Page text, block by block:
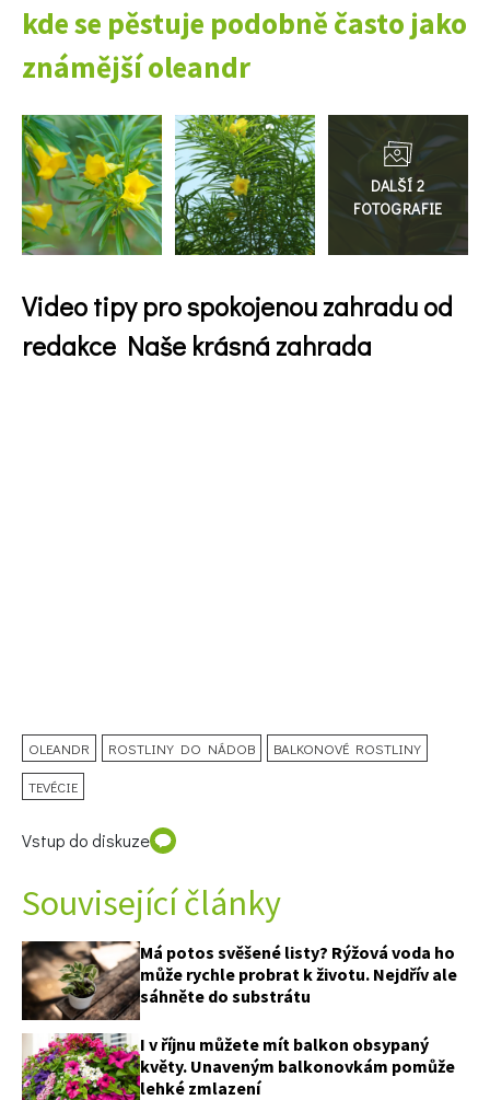
kde se pěstuje podobně často jako
známější oleandr
do
galerie
Video tipy pro spokojenou zahradu od
redakce Naše krásná zahrada
OLEANDR ROSTLINY DO NÁDOB BALKONOVÉ ROSTLINY
TEVÉCIE
Vstup do diskuze
Související články
Má potos svěšené listy? Rýžová voda ho
může rychle probrat k životu. Nejdřív ale
sáhněte do substrátu
I v říjnu můžete mít balkon obsypaný
květy. Unaveným balkonovkám pomůže
lehké zmlazení